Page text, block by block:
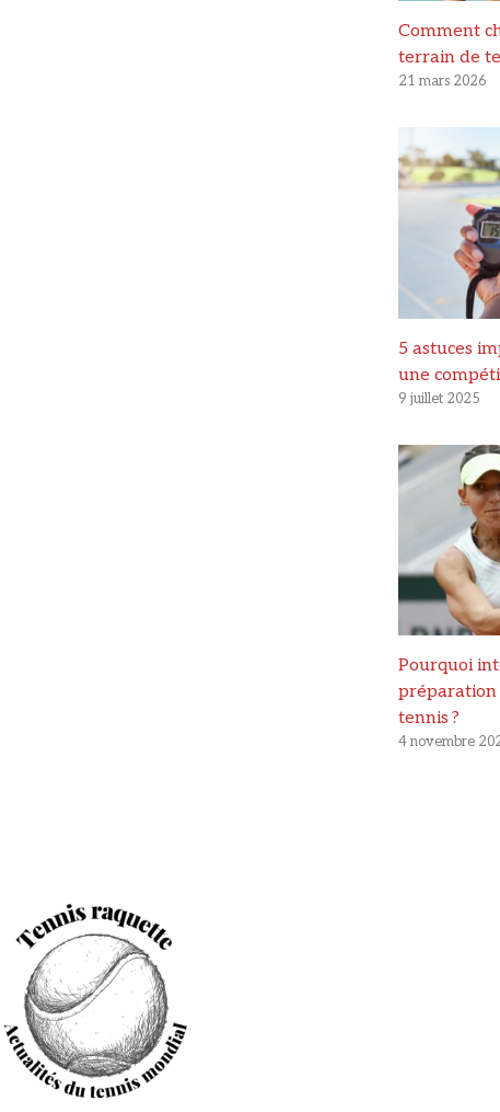
Comment
terrain de
21 mars 2026
5 astuces
une
9 juillet 2025
Pourquoi
préparation
tennis ?
4 novembre